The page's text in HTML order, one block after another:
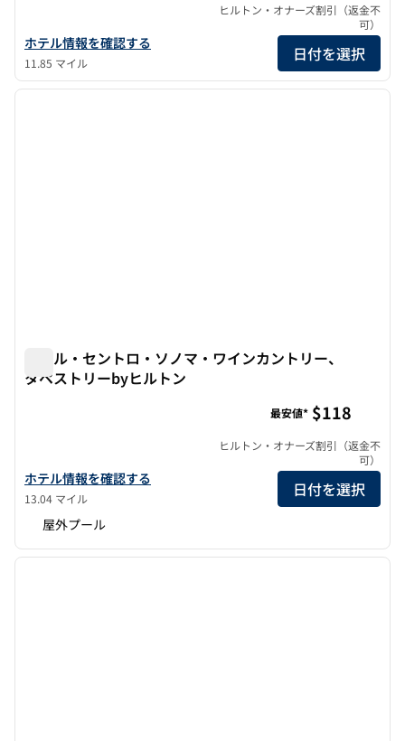
ザ・ノイル・ホテル・ナパバレー・タペストリーbyヒルトンの詳
ホテル情報を確認する
11.85 マイル
ヒルトン・オナーズ割引（返金不
可）
日付を選択
1/12
1/12
次の
ホテル・セントロ・ソノマ・ワインカントリー、
タペストリーbyヒルトン
ホテル・セントロ・ソノマ・ワインカントリー・タペストリーby
ホテル情報を確認する
13.04 マイル
最安値* $118
ヒルトン・オナーズ割引（返金不
可）
日付を選択
屋外プール
1/12
1/12
次の